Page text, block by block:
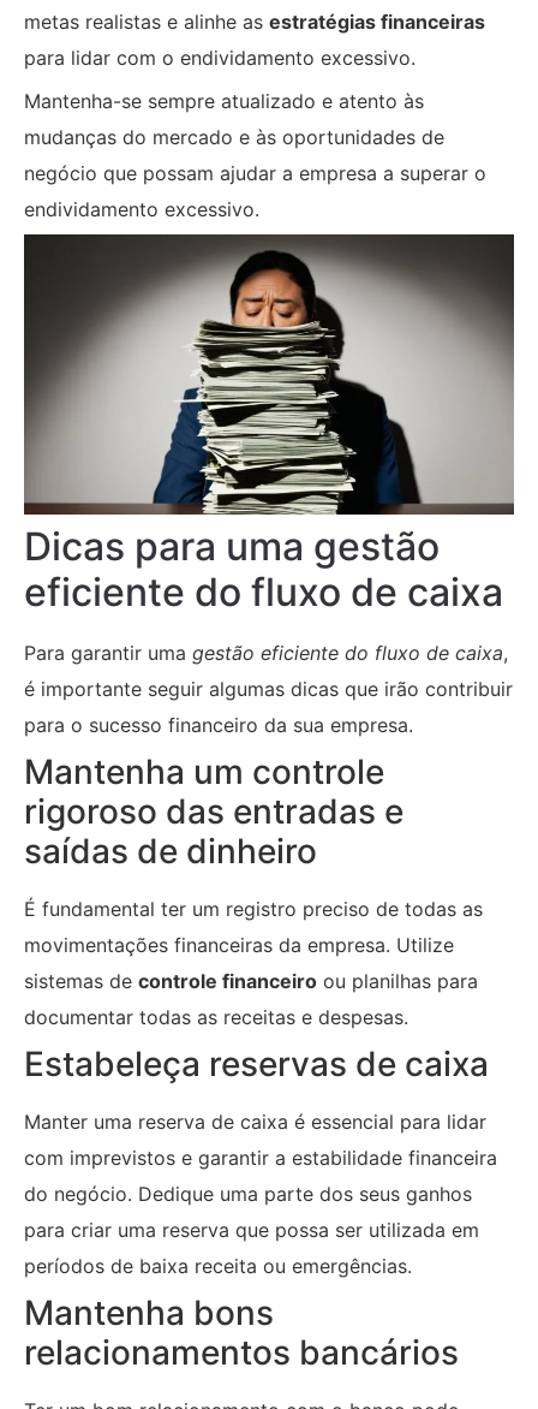
metas realistas e alinhe as estratégias financeiras
para lidar com o endividamento excessivo.
Mantenha-se sempre atualizado e atento às
mudanças do mercado e às oportunidades de
negócio que possam ajudar a empresa a superar o
endividamento excessivo.
Dicas para uma gestão
eficiente do fluxo de caixa
Para garantir uma gestão eficiente do fluxo de caixa,
é importante seguir algumas dicas que irão contribuir
para o sucesso financeiro da sua empresa.
Mantenha um controle
rigoroso das entradas e
saídas de dinheiro
É fundamental ter um registro preciso de todas as
movimentações financeiras da empresa. Utilize
sistemas de controle financeiro ou planilhas para
documentar todas as receitas e despesas.
Estabeleça reservas de caixa
Manter uma reserva de caixa é essencial para lidar
com imprevistos e garantir a estabilidade financeira
do negócio. Dedique uma parte dos seus ganhos
para criar uma reserva que possa ser utilizada em
períodos de baixa receita ou emergências.
Mantenha bons
relacionamentos bancários